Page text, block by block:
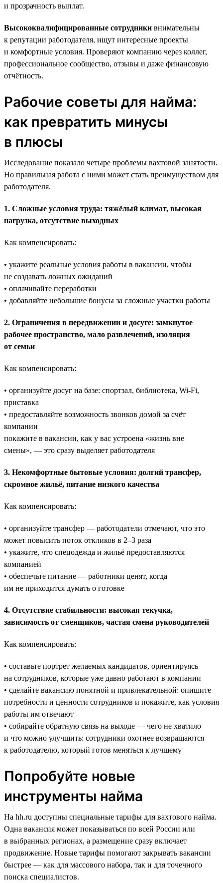
и прозрачность выплат.
Высококвалифицированные сотрудники внимательны
к репутации работодателя, ищут интересные проекты
и комфортные условия. Проверяют компанию через коллег,
профессиональное сообщество, отзывы и даже финансовую
отчётность.
Рабочие советы для найма:
как превратить минусы
в плюсы
Исследование показало четыре проблемы вахтовой занятости.
Но правильная работа с ними может стать преимуществом для
работодателя.
1. Сложные условия труда: тяжёлый климат, высокая
нагрузка, отсутствие выходных
Как компенсировать:
• укажите реальные условия работы в вакансии, чтобы
не создавать ложных ожиданий
• оплачивайте переработки
• добавляйте небольшие бонусы за сложные участки работы
2. Ограничения в передвижении и досуге: замкнутое
рабочее пространство, мало развлечений, изоляция
от семьи
Как компенсировать:
• организуйте досуг на базе: спортзал, библиотека, Wi-Fi,
приставка
• предоставляйте возможность звонков домой за счёт
компании
покажите в вакансии, как у вас устроена «жизнь вне
смены», — это сразу выделяет работодателя
3. Некомфортные бытовые условия: долгий трансфер,
скромное жильё, питание низкого качества
Как компенсировать:
• организуйте трансфер — работодатели отмечают, что это
может повысить поток откликов в 2–3 раза
• укажите, что спецодежда и жильё предоставляются
компанией
• обеспечьте питание — работники ценят, когда
им не приходится думать о готовке
4. Отсутствие стабильности: высокая текучка,
зависимость от сменщиков, частая смена руководителей
Как компенсировать:
• составьте портрет желаемых кандидатов, ориентируясь
на сотрудников, которые уже давно работают в компании
• сделайте вакансию понятной и привлекательной: опишите
потребности и ценности сотрудников и покажите, как условия
работы им отвечают
• собирайте обратную связь на выходе — чего не хватило
и что можно улучшить: сотрудники охотнее возвращаются
к работодателю, который готов меняться к лучшему
Попробуйте новые
инструменты найма
На hh.ru доступны специальные тарифы для вахтового найма.
Одна вакансия может показываться по всей России или
в выбранных регионах, а размещение сразу включает
продвижение. Новые тарифы помогают закрывать вакансии
быстрее — как для массового набора, так и для точечного
поиска специалистов.